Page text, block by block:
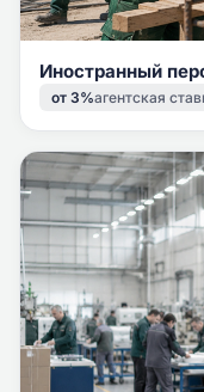
Иностранный
от 3%агентская